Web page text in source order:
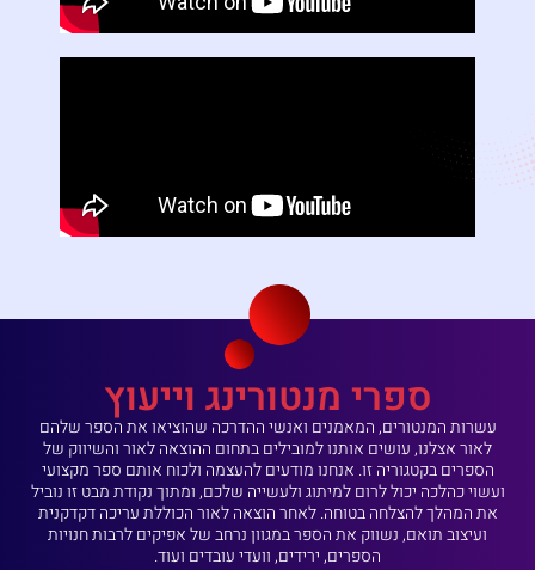
ספרי מנטורינג וייעוץ
עשרות המנטורים, המאמנים ואנשי ההדרכה שהוציאו את הספר שלהם
לאור אצלנו, עושים אותנו למובילים בתחום ההוצאה לאור והשיווק של
הספרים בקטגוריה זו. אנחנו מודעים להעצמה ולכוח אותם ספר מקצועי
ועשוי כהלכה יכול לרום למיתוג ולעשייה שלכם, ומתוך נקודת מבט זו נוביל
את המהלך להצלחה בטוחה. לאחר הוצאה לאור הכוללת עריכה דקדקנית
ועיצוב תואם, נשווק את הספר במגוון נרחב של אפיקים לרבות חנויות
הספרים, ירידים, וועדי עובדים ועוד.